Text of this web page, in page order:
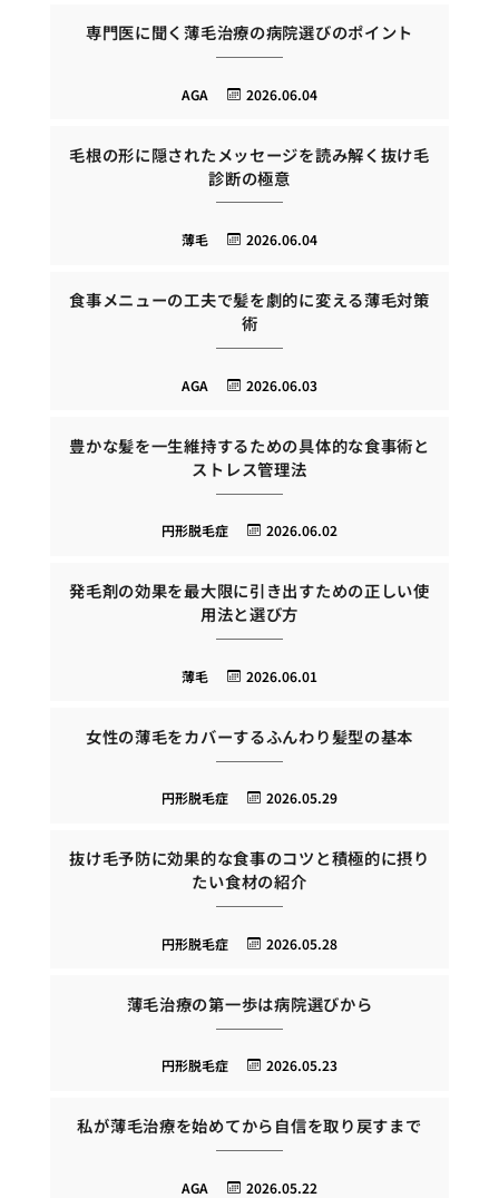
専門医に聞く薄毛治療の病院選びのポイント
2026.06.04
AGA
毛根の形に隠されたメッセージを読み解く抜け毛
診断の極意
2026.06.04
薄毛
食事メニューの工夫で髪を劇的に変える薄毛対策
術
2026.06.03
AGA
豊かな髪を一生維持するための具体的な食事術と
ストレス管理法
2026.06.02
円形脱毛症
発毛剤の効果を最大限に引き出すための正しい使
用法と選び方
2026.06.01
薄毛
女性の薄毛をカバーするふんわり髪型の基本
2026.05.29
円形脱毛症
抜け毛予防に効果的な食事のコツと積極的に摂り
たい食材の紹介
2026.05.28
円形脱毛症
薄毛治療の第一歩は病院選びから
2026.05.23
円形脱毛症
私が薄毛治療を始めてから自信を取り戻すまで
2026.05.22
AGA